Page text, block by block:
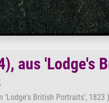
aus 'Lodge's
'Lodge's British Portraits', 1823 )